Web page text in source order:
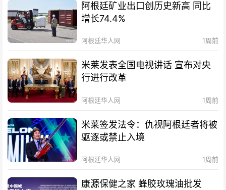
阿根廷矿业出口创历史新高 同比
增长74.4%
阿根廷华人网 1周前
米莱发表全国电视讲话 宣布对央
行进行改革
阿根廷华人网 1周前
米莱签发法令：仇视阿根廷者将被
驱逐或禁止入境
阿根廷华人网 1周前
康源保健之家 蜂胶玫瑰油批发